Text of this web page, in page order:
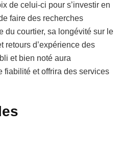
de celui-ci pour s’investir en
faire des recherches
du courtier, sa longévité sur le
retours d’expérience des
et bien noté aura
fiabilité et offrira des services